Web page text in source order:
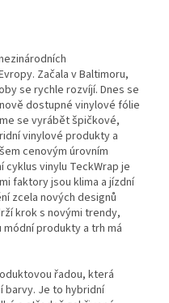
Začala v Baltimoru,
se rychle rozvíjí.Dnes se
dostupné vinylové fólie
se vyrábět špičkové,
vinylové produkty a
cenovým úrovním
cyklus vinylu TeckWrap je
faktory jsou klima a jízdní
zcela nových designů
krok s novými trendy,
produkty a trh má
řadou, která
barvy. Je to hybridní